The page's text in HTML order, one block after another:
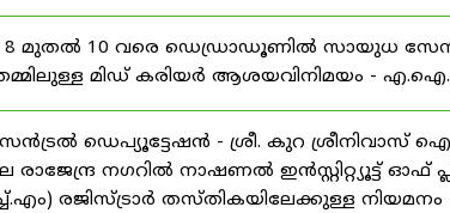
8 മുതൽ 10 വരെ ഡെഡ്രാഡൂണിൽ സായുധ
മിഡ് കരിയർ ആശയവിനിമയം -
ഡെപ്യൂട്ടേഷൻ - ശ്രീ. കുറ ശ്രീനിവാസ്
നഗറിൽ നാഷണൽ ഇൻസ്റ്റിറ്റ്യൂട്ട് ഓഫ്
രജിസ്ട്രാർ തസ്തികയിലേക്കുള്ള